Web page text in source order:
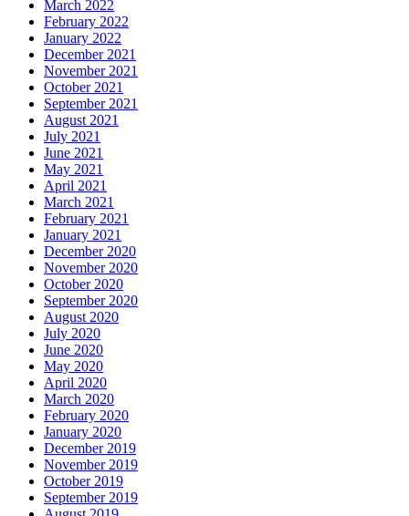
March 2022
February 2022
January 2022
December 2021
November 2021
October 2021
September 2021
August 2021
July 2021
June 2021
May 2021
April 2021
March 2021
February 2021
January 2021
December 2020
November 2020
October 2020
September 2020
August 2020
July 2020
June 2020
May 2020
April 2020
March 2020
February 2020
January 2020
December 2019
November 2019
October 2019
September 2019